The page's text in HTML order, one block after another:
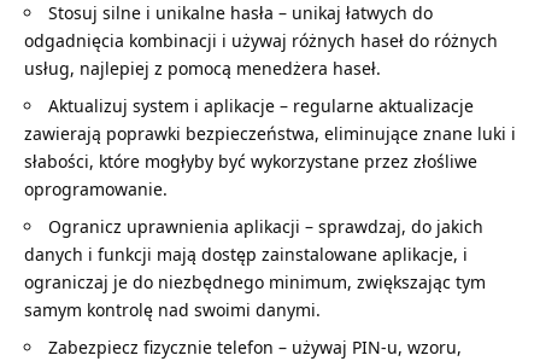
Stosuj silne i unikalne hasła – unikaj łatwych do
odgadnięcia kombinacji i używaj różnych haseł do różnych
usług, najlepiej z pomocą menedżera haseł.
Aktualizuj system i aplikacje – regularne aktualizacje
zawierają poprawki bezpieczeństwa, eliminujące znane luki i
słabości, które mogłyby być wykorzystane przez złośliwe
oprogramowanie.
Ogranicz uprawnienia aplikacji – sprawdzaj, do jakich
danych i funkcji mają dostęp zainstalowane aplikacje, i
ograniczaj je do niezbędnego minimum, zwiększając tym
samym kontrolę nad swoimi danymi.
Zabezpiecz fizycznie telefon – używaj PIN-u, wzoru,